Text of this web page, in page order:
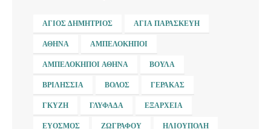
ΆΓΙΟΣ ΔΗΜΉΤΡΙΟΣ ΑΓΊΑ ΠΑΡΑΣΚΕΥΉ
ΑΘΉΝΑ ΑΜΠΕΛΌΚΗΠΟΙ
ΑΜΠΕΛΌΚΗΠΟΙ ΑΘΉΝΑ ΒΟΎΛΑ
ΒΡΙΛΉΣΣΙΑ ΒΌΛΟΣ ΓΈΡΑΚΑΣ
ΓΚΎΖΗ ΓΛΥΦΆΔΑ ΕΞΆΡΧΕΙΑ
ΕΎΟΣΜΟΣ ΖΩΓΡΆΦΟΥ ΗΛΙΟΎΠΟΛΗ